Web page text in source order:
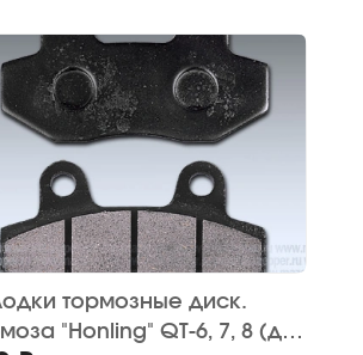
тормозные диск.
"Honling" QT-6, 7, 8 (дв.